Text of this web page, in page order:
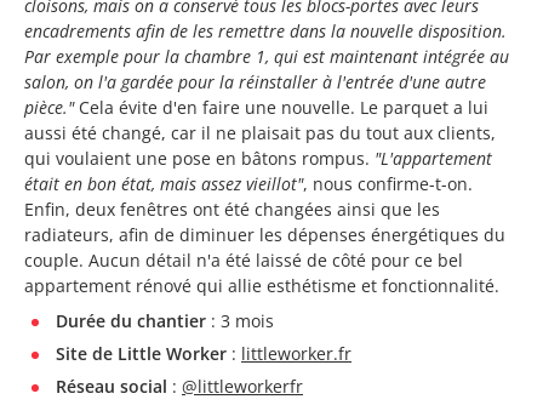
cloisons, mais on a conservé tous les blocs-portes avec leurs
encadrements afin de les remettre dans la nouvelle disposition.
Par exemple pour la chambre 1, qui est maintenant intégrée au
salon, on l'a gardée pour la réinstaller à l'entrée d'une autre
pièce."Cela évite d'en faire une nouvelle. Le parquet a lui
aussi été changé, car il ne plaisait pas du tout aux clients,
qui voulaient une pose en bâtons rompus. "L'appartement
était en bon état, mais assez vieillot", nous confirme-t-on.
Enfin, deux fenêtres ont été changées ainsi que les
radiateurs, afin de diminuer les dépenses énergétiques du
couple. Aucun détail n'a été laissé de côté pour ce bel
appartement rénové qui allie esthétisme et fonctionnalité.
Durée du chantier : 3 mois
Site de Little Worker : littleworker.fr
Réseau social : @littleworkerfr